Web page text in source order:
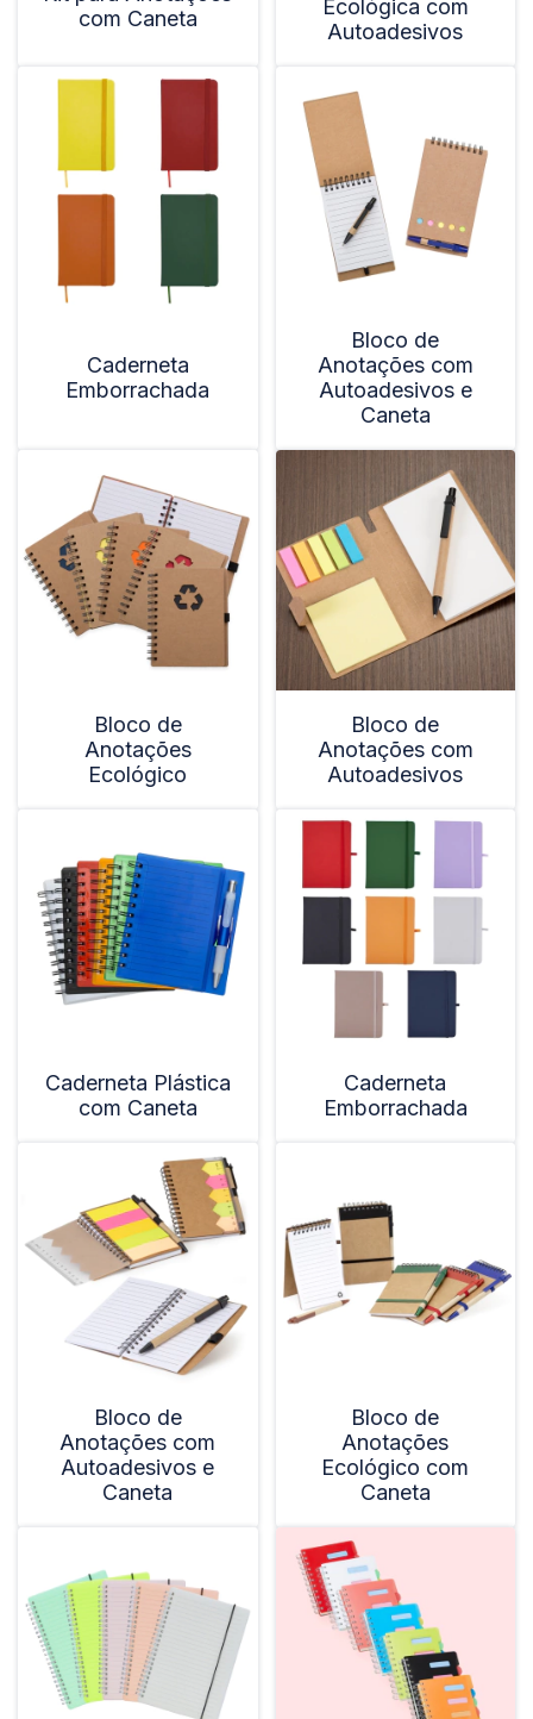
com Caneta
Ecológica com
Autoadesivos
Caderneta
Emborrachada
Bloco de
Anotações com
Autoadesivos e
Caneta
Bloco de
Anotações
Ecológico
Bloco de
Anotações com
Autoadesivos
Caderneta Plástica
com Caneta
Caderneta
Emborrachada
Bloco de
Anotações com
Autoadesivos e
Caneta
Bloco de
Anotações
Ecológico com
Caneta